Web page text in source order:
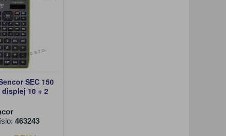
SEC 150
10 + 2
463243